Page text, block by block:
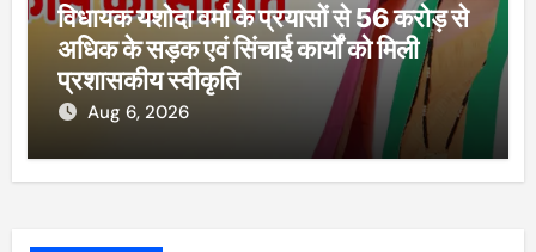
विधायक यशोदा वर्मा के प्रयासों से 56 करोड़ से
अधिक के सड़क एवं सिंचाई कार्यों को मिली
प्रशासकीय स्वीकृति
Aug 6, 2026